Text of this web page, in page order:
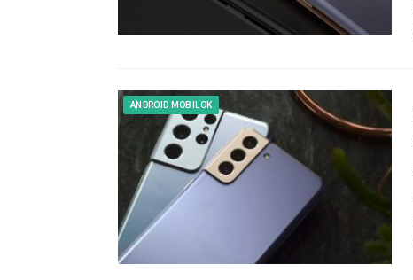
ANDROID MOBILOK